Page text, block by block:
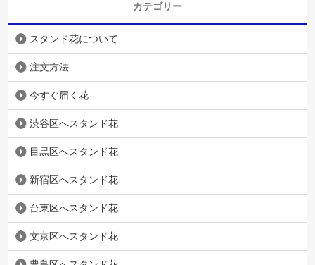
カテゴリー
スタンド花について
注文方法
今すぐ届く花
渋谷区へスタンド花
目黒区へスタンド花
新宿区へスタンド花
台東区へスタンド花
文京区へスタンド花